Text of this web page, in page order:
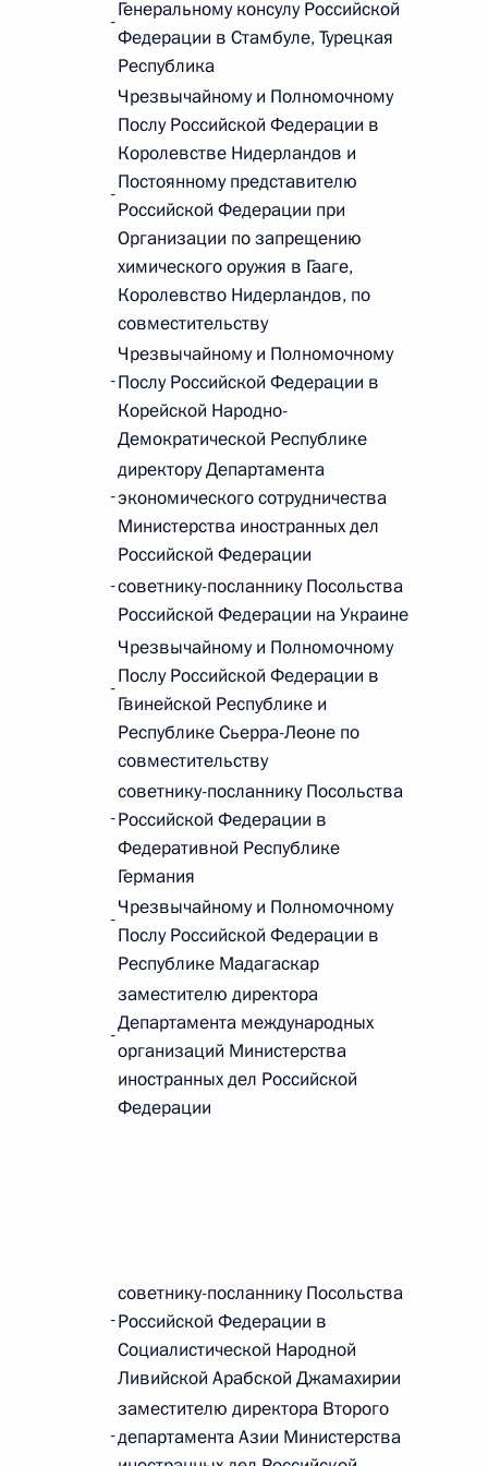
первой и статью 227–1 части второй Налогового
Федерации
«О пробации в Российской Федерации»
закона «О благотворительной деятельности
г. № 251-ФЗ
Российской Федерации и статьи 31 и 151 Уголовно-
закона «Об актах гражданского состояния»
13 статьи 3 Федерального закона «О внесении
гражданского состояния“
г. № 270-ФЗ
Российской Федерации и Кабинетом
-Генеральному консулу Российской
Федерации в Стамбуле, Турецкая
Республика
-
Чрезвычайному и Полномочному
Послу Российской Федерации в
Королевстве Нидерландов и
Постоянному представителю
Российской Федерации при
Организации по запрещению
химического оружия в Гааге,
Королевство Нидерландов, по
совместительству
-
Чрезвычайному и Полномочному
Послу Российской Федерации в
Корейской Народно-
Демократической Республике
-
директору Департамента
экономического сотрудничества
Министерства иностранных дел
Российской Федерации
-советнику-посланнику Посольства
Российской Федерации на Украине
-
Чрезвычайному и Полномочному
Послу Российской Федерации в
Гвинейской Республике и
Республике Сьерра-Леоне по
совместительству
-
советнику-посланнику Посольства
Российской Федерации в
Федеративной Республике
Германия
-Чрезвычайному и Полномочному
Послу Российской Федерации в
Республике Мадагаскар
-
заместителю директора
Департамента международных
организаций Министерства
иностранных дел Российской
Федерации
-
советнику-посланнику Посольства
Российской Федерации в
Социалистической Народной
Ливийской Арабской Джамахирии
-
заместителю директора Второго
департамента Азии Министерства